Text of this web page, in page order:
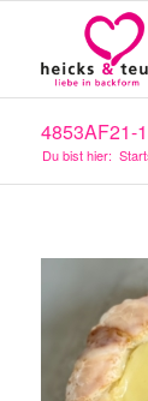
4853AF21-
Du bist hier: